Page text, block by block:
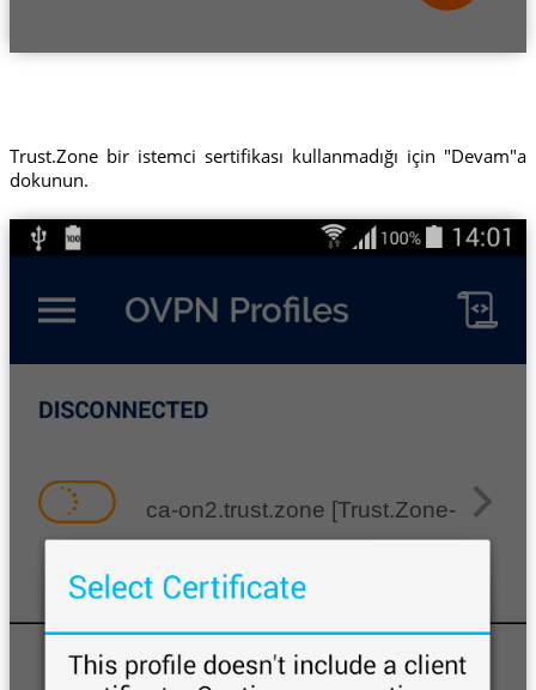
Trust.Zone bir istemci sertifikası kullanmadığı için "Devam"a
dokunun.
ca-on2.trust.zone [Trust.Zone-